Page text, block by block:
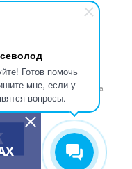
Готов помочь
мне, если у
вопросы.
права защищены.
на данном сайте,
гиперссылки на